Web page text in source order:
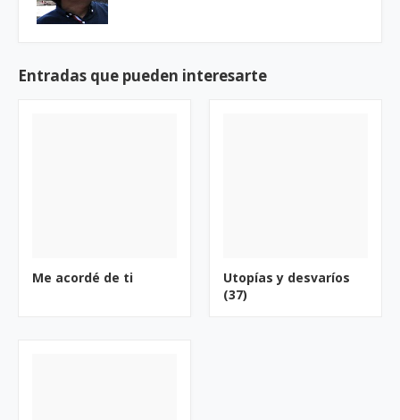
Entradas que pueden interesarte
Me acordé de ti
Utopías y desvaríos
(37)